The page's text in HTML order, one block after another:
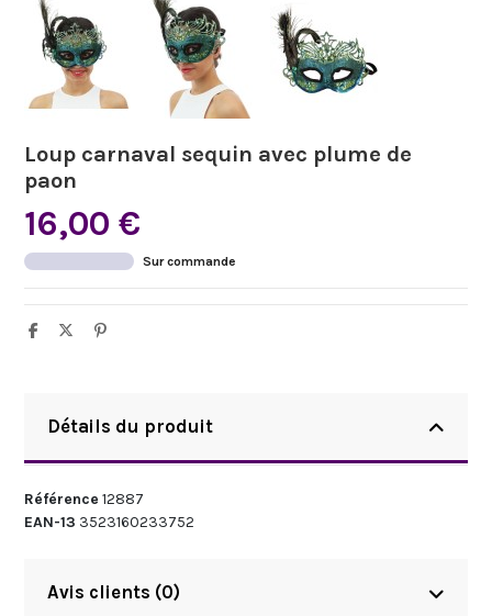
Loup carnaval sequin avec plume de
paon
16,00 €
Sur commande
Détails du produit
Référence 12887
EAN-13 3523160233752
Avis clients (0)